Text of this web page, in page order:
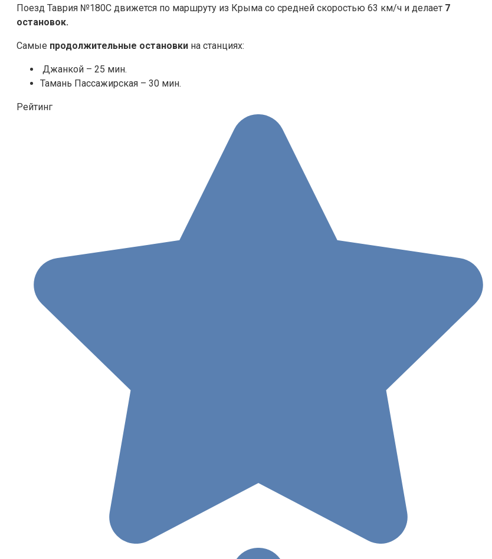
Поезд Таврия №180С движется по маршруту из Крыма со средней скоростью 63 км/ч и делает 7
остановок.
Самые продолжительные остановки на станциях:
Джанкой – 25 мин.
Тамань Пассажирская – 30 мин.
Рейтинг